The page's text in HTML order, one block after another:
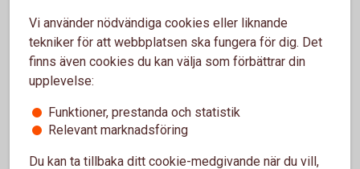
Därför ökar dränering
produktionen
upp mer växtnäring. Risken för kväve- och
Vi använder nödvändiga cookies eller liknande
tekniker för att webbplatsen ska fungera för dig. Det
finns även cookies du kan välja som förbättrar din
upplevelse:
Funktioner, prestanda och statistik
Relevant marknadsföring
Du kan ta tillbaka ditt cookie-medgivande när du vill,